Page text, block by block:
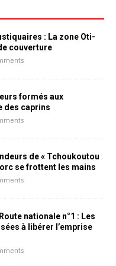
: La zone Oti-
couverture
formés aux
des caprins
de « Tchoukoutou
se frottent les mains
nationale n°1 : Les
à libérer l’emprise